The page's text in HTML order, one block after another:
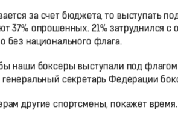
за счет бюджета, то выступать
37% опрошенных. 21% затруднился
без национального флага.
наши боксеры выступали под флагом
генеральный секретарь Федерации
другие спортсмены, покажет время.